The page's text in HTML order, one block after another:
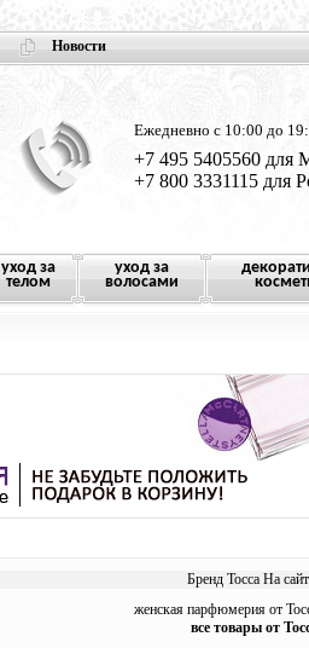
Новости
Ежедневно с 10:00 до
+7 495 5405560 для
+7 800 3331115 для
уход за
телом
уход за
волосами
Бренд Tocca На
женская парфюмерия от
все товары от